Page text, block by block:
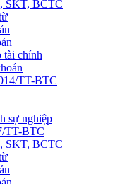
SKT, BCTC
tài chính
TT-BTC
sự nghiệp
TT-BTC
SKT, BCTC